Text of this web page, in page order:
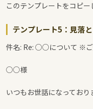
このテンプレートをコピー
テンプレート5：見落
件名: Re: ○○について ※
○○様
いつもお世話になっており